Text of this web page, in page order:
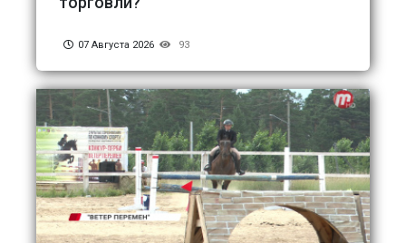
07 Августа 2026 93